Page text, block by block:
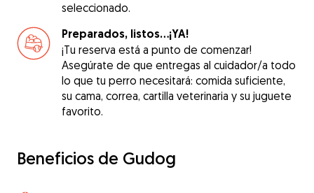
seleccionado.
Preparados, listos...¡YA!
¡Tu reserva está a punto de comenzar!
Asegúrate de que entregas al cuidador/a todo
lo que tu perro necesitará: comida suficiente,
su cama, correa, cartilla veterinaria y su juguete
favorito.
Beneficios de Gudog